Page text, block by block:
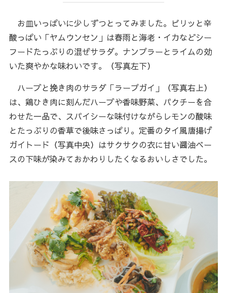
お皿いっぱいに少しずつとってみました。ピリッと辛
酸っぱい「ヤムウンセン」は春雨と海老・イカなどシー
フードたっぷりの混ぜサラダ。ナンプラーとライムの効
いた爽やかな味わいです。（写真左下）
ハーブと挽き肉のサラダ「ラープガイ」（写真右上）
は、鶏ひき肉に刻んだハーブや香味野菜、パクチーを合
わせた一品で、スパイシーな味付けながらレモンの酸味
とたっぷりの香草で後味さっぱり。定番のタイ風唐揚げ
ガイトード（写真中央）はサクサクの衣に甘い醤油ベー
スの下味が染みておかわりしたくなるおいしさでした。